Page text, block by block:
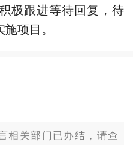
极跟进等待回复，待
项目。
相关部门已办结，请查